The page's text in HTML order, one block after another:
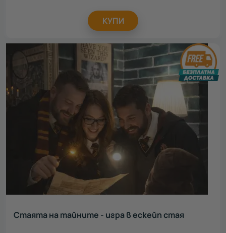
КУПИ
Стаята на тайните - игра в ескейп стая